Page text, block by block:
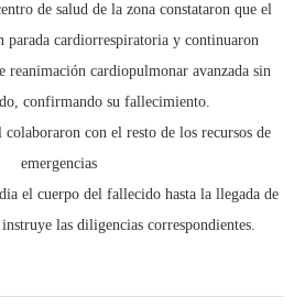
de salud de la zona constataron que el
parada cardiorrespiratoria y continuaron
reanimación cardiopulmonar avanzada sin
confirmando su fallecimiento.
con el resto de los recursos de
emergencias
el cuerpo del fallecido hasta la llegada de
las diligencias correspondientes.